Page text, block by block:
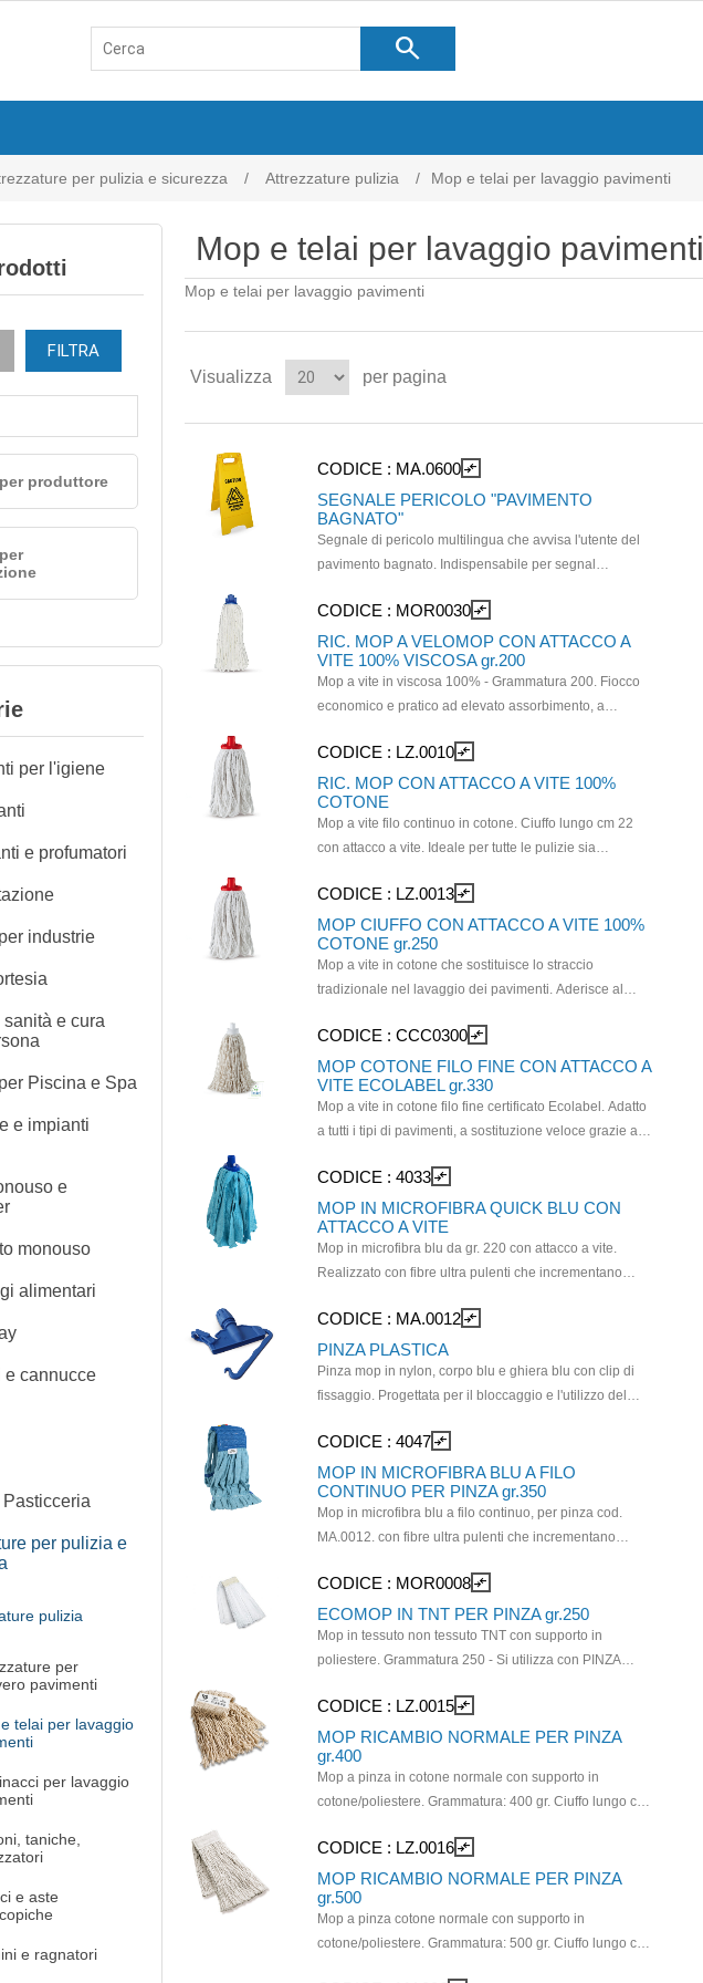
search
per pulizia e sicurezza / Attrezzature pulizia / Mop e telai per lavaggio pavimenti
FILTRA
produttore
per l'igiene
e profumatori
industrie
sanità e cura
Piscina e Spa
e impianti
e
monouso
alimentari
e cannucce
per pulizia e
pulizia
per
pavimenti
telai per lavaggio
per lavaggio
taniche,
e aste
e ragnatori
Mop e telai per lavaggio pavimenti
Mop e telai per lavaggio pavimenti
Visualizza per pagina
CODICE : MA.0600 compare_arrows
SEGNALE PERICOLO "PAVIMENTO
BAGNATO"
Segnale di pericolo multilingua che avvisa l'utente del
pavimento bagnato. Indispensabile per segnal
momentaneamente inagibile e potenzialmente
pericolosa.
CODICE : MOR0030 compare_arrows
RIC. MOP A VELOMOP CON ATTACCO A
VITE 100% VISCOSA gr.200
Mop a vite in viscosa 100% - Grammatura 200. Fiocco
economico e pratico ad elevato assorbimento, a
e pulisce tutti i tipi di pavimento; molto pratico per la
pulizia delle scale. Da usare umido con ogni tipo di
detergente, su qualsiasi pavimento come legno,
marmo, linoleum e ceramica, strizzare bene prima
dell’uso.
CODICE : LZ.0010 compare_arrows
RIC. MOP CON ATTACCO A VITE 100%
COTONE
Mop a vite filo continuo in cotone. Ciuffo lungo cm 22
con attacco a vite. Ideale per tutte le pulizie sia
tutti i tipi di pavimenti.
CODICE : LZ.0013 compare_arrows
MOP CIUFFO CON ATTACCO A VITE 100%
COTONE gr.250
Mop a vite in cotone che sostituisce lo straccio
tradizionale nel lavaggio dei pavimenti. Aderisce al
sporco. Grammatura 250. Ciuffo lungo cm 29/30.
CODICE : CCC0300 compare_arrows
MOP COTONE FILO FINE CON ATTACCO A
VITE ECOLABEL gr.330
Mop a vite in cotone filo fine certificato Ecolabel. Adatto
a tutti i tipi di pavimenti, a sostituzione veloce grazie al
lo sporco e non lascia tracce sul pavimento.
Grammatura mop: 330 gr.
CODICE : 4033 compare_arrows
MOP IN MICROFIBRA QUICK BLU CON
ATTACCO A VITE
Mop in microfibra blu da gr. 220 con attacco a vite.
Realizzato con fibre ultra pulenti che incrementano
versatile. Adatto a tutti i tipi di pavimenti, si presta alle
operazioni di pulizia di tutti i giorni. È un prodotto a
marchio SuperSponge®
CODICE : MA.0012 compare_arrows
PINZA PLASTICA
Pinza mop in nylon, corpo blu e ghiera blu con clip di
fissaggio. Progettata per il bloccaggio e l'utilizzo del
natura come sanità, uffici e industria. Garantisce una
presa salda e facilita le operazioni di lavaggio e
strizzatura. Da utilizzare con 4047 - LZ.0015 - LZ.0016 -
CCC0168 - MOR0008.
CODICE : 4047 compare_arrows
MOP IN MICROFIBRA BLU A FILO
CONTINUO PER PINZA gr.350
Mop in microfibra blu a filo continuo, per pinza cod.
MA.0012. con fibre ultra pulenti che incrementano
versatile. Adatto a tutti i tipi di pavimenti, si presta alle
operazioni di pulizia di tutti i giorni. È un prodotto a
marchio SuperSponge®.
CODICE : MOR0008 compare_arrows
ECOMOP IN TNT PER PINZA gr.250
Mop in tessuto non tessuto TNT con supporto in
poliestere. Grammatura 250 - Si utilizza con PINZA
CODICE : LZ.0015 compare_arrows
MOP RICAMBIO NORMALE PER PINZA
gr.400
Mop a pinza in cotone normale con supporto in
cotone/poliestere. Grammatura: 400 gr. Ciuffo lungo cm
PLASTICA codice MA.0012 e manico a scelta.
CODICE : LZ.0016 compare_arrows
MOP RICAMBIO NORMALE PER PINZA
gr.500
Mop a pinza cotone normale con supporto in
cotone/poliestere. Grammatura: 500 gr. Ciuffo lungo cm